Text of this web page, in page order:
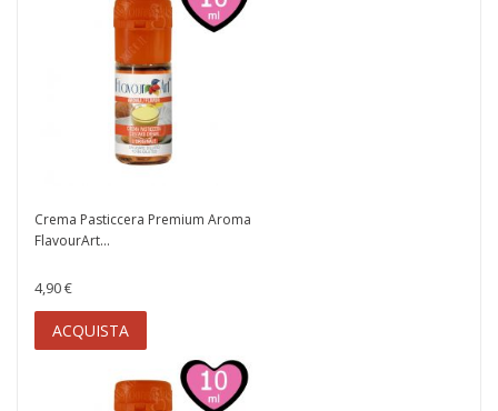
Crema Pasticcera Premium Aroma
FlavourArt...
4,90 €
ACQUISTA